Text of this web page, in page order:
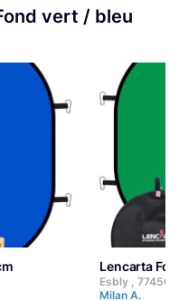
vert / bleu
Lencarta
Esbly , 77450
Milan A.